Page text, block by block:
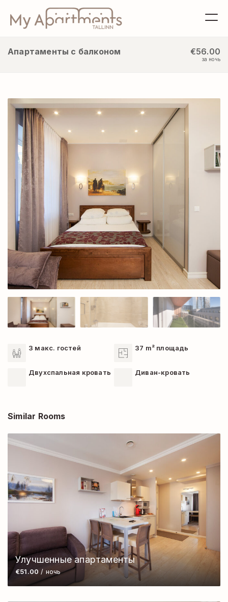
Апартаменты с балконом €56.00
за ночь
3 макс. гостей 37 m² площадь
Двухспальная кровать Диван-кровать
Similar Rooms
Улучшенные апартаменты
€51.00 / ночь